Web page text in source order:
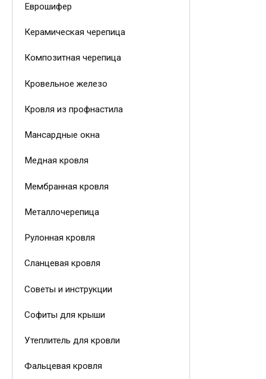
Еврошифер
Керамическая черепица
Композитная черепица
Кровельное железо
Кровля из профнастила
Мансардные окна
Медная кровля
Мембранная кровля
Металлочерепица
Рулонная кровля
Сланцевая кровля
Советы и инструкции
Софиты для крыши
Утеплитель для кровли
Фальцевая кровля